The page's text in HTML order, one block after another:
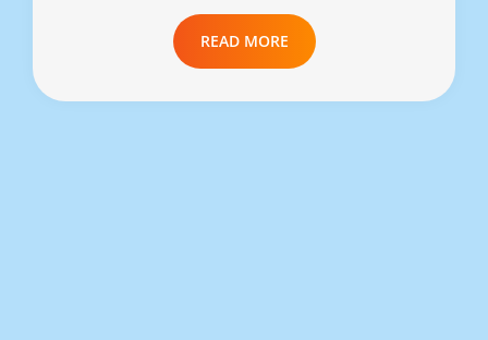
READ MORE